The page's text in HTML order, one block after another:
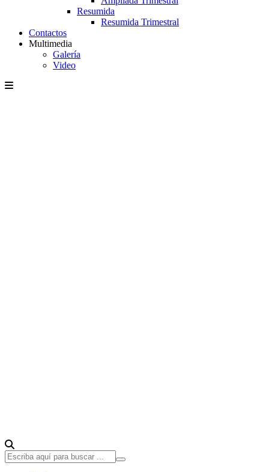
Resumida
Resumida Trimestral
Contactos
Multimedia
Galería
Video